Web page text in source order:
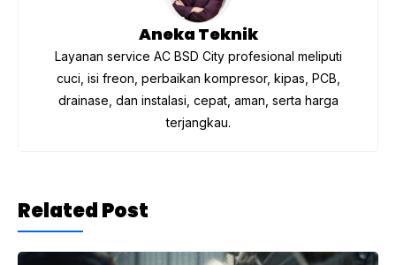
Aneka Teknik
Layanan service AC BSD City profesional meliputi
cuci, isi freon, perbaikan kompresor, kipas, PCB,
drainase, dan instalasi, cepat, aman, serta harga
terjangkau.
Related Post